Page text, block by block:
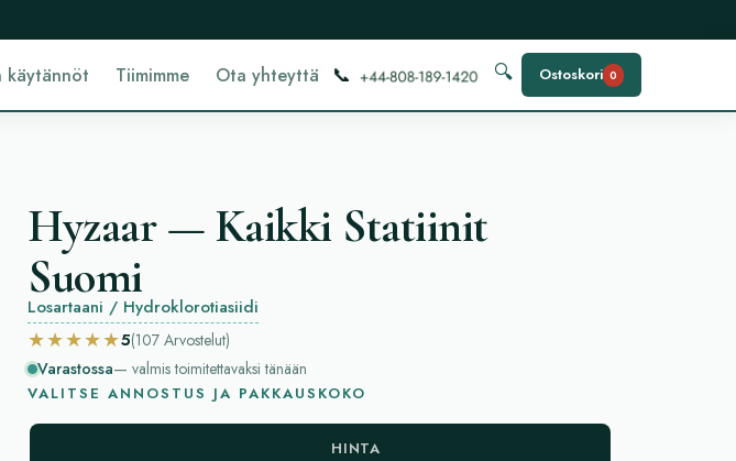
käytännöt Tiimimme Ota yhteyttä 📞 🔍 Ostoskori 0
Hyzaar — Kaikki Statiinit
Suomi
Losartaani / Hydroklorotiasiidi
★★★★★5(107 Arvostelut)
Varastossa— valmis toimitettavaksi tänään
VALITSE ANNOSTUS JA PAKKAUSKOKO
HINTA